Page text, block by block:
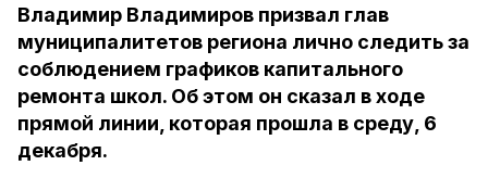
Владимир Владимиров призвал глав
муниципалитетов региона лично следить за
соблюдением графиков капитального
ремонта школ. Об этом он сказал в ходе
прямой линии, которая прошла в среду, 6
декабря.